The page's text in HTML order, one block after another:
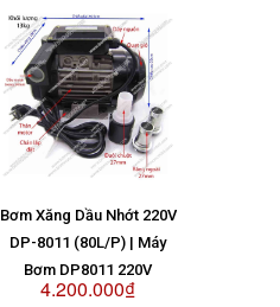
Bơm Xăng Dầu Nhớt 220V
DP-8011 (80L/P) | Máy
Bơm DP8011 220V
4.200.000₫